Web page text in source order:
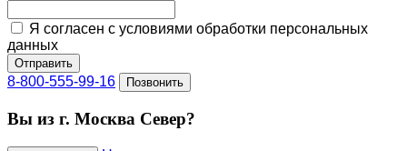
Я согласен с условиями обработки персональных
данных
Отправить
8-800-555-99-16 Позвонить
Вы из г. Москва Север?